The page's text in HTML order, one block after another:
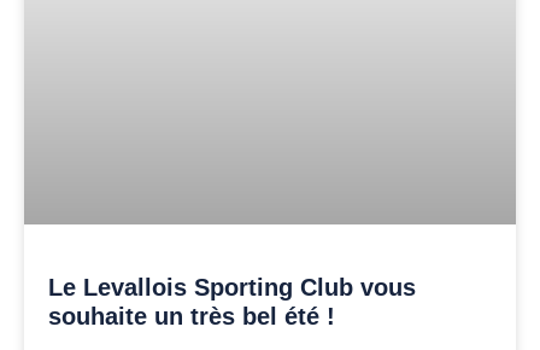
Le Levallois Sporting Club vous
souhaite un très bel été !